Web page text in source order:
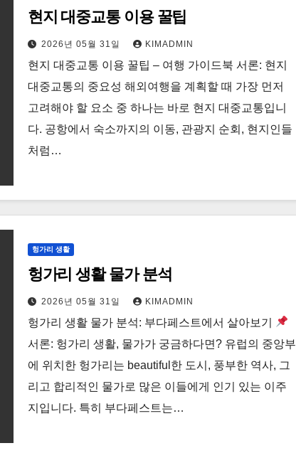
현지 대중교통 이용 꿀팁
2026년 05월 31일 KIMADMIN
현지 대중교통 이용 꿀팁 – 여행 가이드북 서론: 현지
대중교통의 중요성 해외여행을 계획할 때 가장 먼저
고려해야 할 요소 중 하나는 바로 현지 대중교통입니
다. 공항에서 숙소까지의 이동, 관광지 순회, 현지인들
처럼…
헝가리 생활
헝가리 생활 물가 분석
2026년 05월 31일 KIMADMIN
헝가리 생활 물가 분석: 부다페스트에서 살아보기
서론: 헝가리 생활, 물가가 궁금하다면? 유럽의 중앙부
에 위치한 헝가리는 beautiful한 도시, 풍부한 역사, 그
리고 합리적인 물가로 많은 이들에게 인기 있는 이주
지입니다. 특히 부다페스트는…